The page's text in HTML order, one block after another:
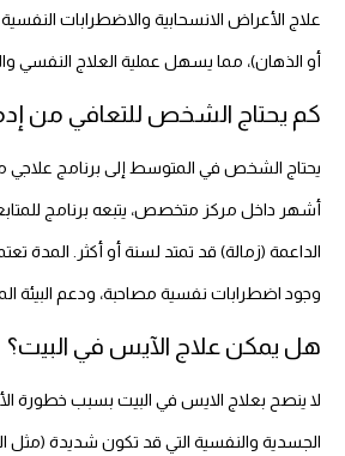
علاج الأعراض الانسحابية والاضطرابات
أو الذهان)، مما يسهل عملية العلاج النفسي
كم يحتاج الشخص للتعافي من
أشهر داخل مركز متخصص، يتبعه برنامج
الداعمة (زمالة) قد تمتد لسنة أو أكثر. المدة
وجود اضطرابات نفسية مصاحبة، ودعم البيئة
هل يمكن علاج الآيس في البيت؟
لا ينصح بعلاج الايس في البيت بسبب خطورة
الجسدية والنفسية التي قد تكون شديدة (مثل